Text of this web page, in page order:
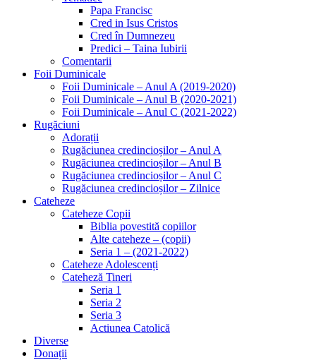
Papa Francisc
Cred in Isus Cristos
Cred în Dumnezeu
Predici – Taina Iubirii
Comentarii
Foii Duminicale
Foii Duminicale – Anul A (2019-2020)
Foii Duminicale – Anul B (2020-2021)
Foii Duminicale – Anul C (2021-2022)
Rugăciuni
Adorații
Rugăciunea credincioșilor – Anul A
Rugăciunea credincioșilor – Anul B
Rugăciunea credincioșilor – Anul C
Rugăciunea credincioșilor – Zilnice
Cateheze
Cateheze Copii
Biblia povestită copiilor
Alte cateheze – (copii)
Seria 1 – (2021-2022)
Cateheze Adolescenți
Cateheză Tineri
Seria 1
Seria 2
Seria 3
Actiunea Catolică
Diverse
Donații